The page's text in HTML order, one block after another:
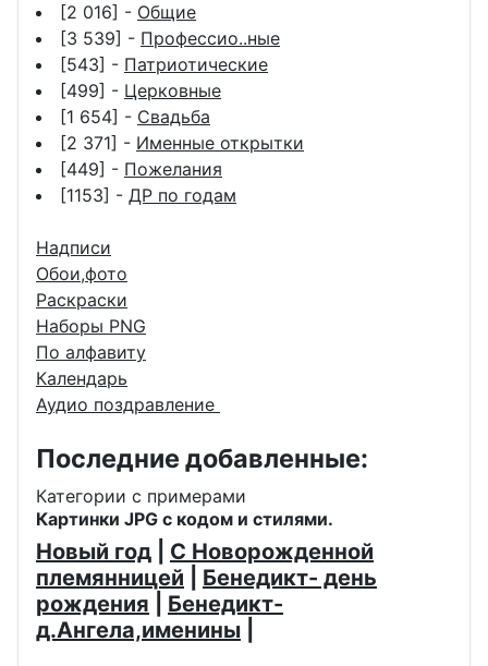
[2 016] - Общие
[3 539] - Профессио..ные
[543] - Патриотические
[499] - Церковные
[1 654] - Свадьба
[2 371] - Именные открытки
[449] - Пожелания
[1153] - ДР по годам
Надписи
Обои,фото
Раскраски
Наборы PNG
По алфавиту
Календарь
Аудио поздравление
Последние добавленные:
Категории с примерами
Картинки JPG с кодом и стилями.
Новый год
С Новорожденной
племянницей
Бенедикт- день
рождения
Бенедикт-
д.Ангела,именины